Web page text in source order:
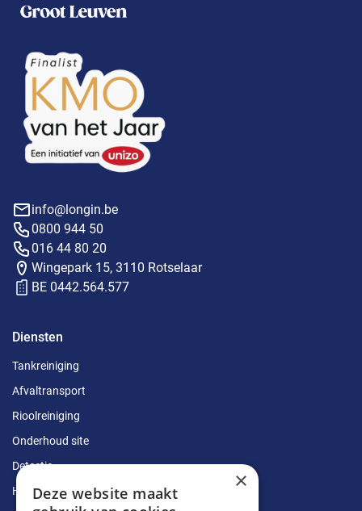
info@longin.be
0800 944 50
016 44 80 20
Wingepark 15, 3110 Rotselaar
BE 0442.564.577
Diensten
Tankreiniging
Afvaltransport
Rioolreiniging
Onderhoud site
Detectie
Herstellingen
×
Deze website maakt